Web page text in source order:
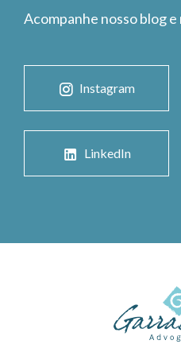
Acompanhe nosso blog e
Instagram
LinkedIn